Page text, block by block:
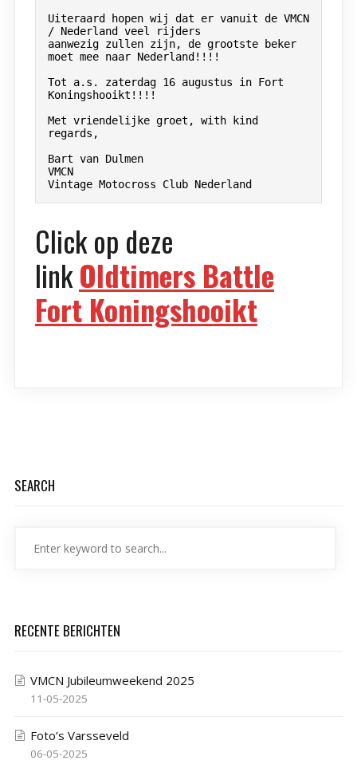
Uiteraard hopen wij dat er vanuit de VMCN
/ Nederland veel rijders
aanwezig zullen zijn, de grootste beker
moet mee naar Nederland!!!!
Tot a.s. zaterdag 16 augustus in Fort
Koningshooikt!!!!
Met vriendelijke groet, with kind
regards,
Bart van Dulmen
VMCN
Vintage Motocross Club Nederland
Click op deze
linkOldtimers Battle
Fort Koningshooikt
SEARCH
RECENTE BERICHTEN
VMCN Jubileumweekend 2025
11-05-2025
Foto’s Varsseveld
06-05-2025